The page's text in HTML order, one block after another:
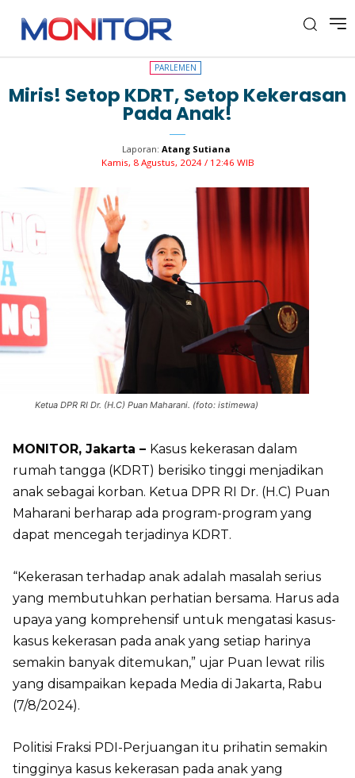
PARLEMEN
PARLEMEN
Miris! Setop KDRT, Setop Kekerasan
Pada Anak!
Laporan: Atang Sutiana
Kamis, 8 Agustus, 2024 / 12:46 WIB
Ketua DPR RI Dr. (H.C) Puan Maharani. (foto: istimewa)
MONITOR, Jakarta – Kasus kekerasan dalam
rumah tangga (KDRT) berisiko tinggi menjadikan
anak sebagai korban. Ketua DPR RI Dr. (H.C) Puan
Maharani berharap ada program-program yang
dapat mencegah terjadinya KDRT.
“Kekerasan terhadap anak adalah masalah serius
yang membutuhkan perhatian bersama. Harus ada
upaya yang komprehensif untuk mengatasi kasus-
kasus kekerasan pada anak yang setiap harinya
semakin banyak ditemukan,” ujar Puan lewat rilis
yang disampaikan kepada Media di Jakarta, Rabu
(7/8/2024).
Politisi Fraksi PDI-Perjuangan itu prihatin semakin
tingginya kasus kekerasan pada anak yang